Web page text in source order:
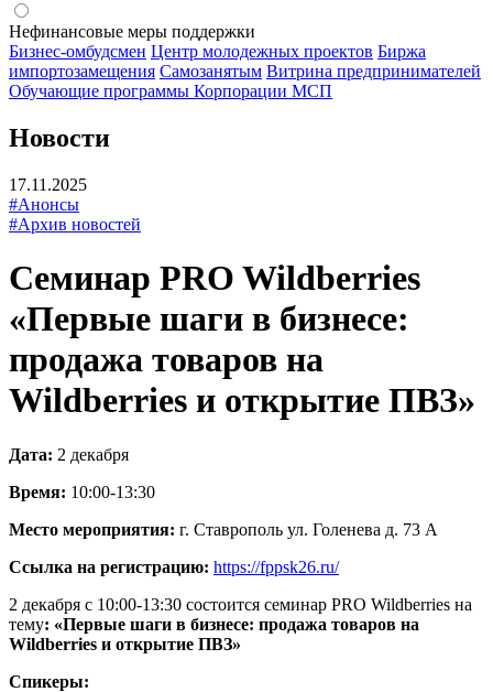
Нефинансовые меры поддержки
Бизнес-омбудсмен Центр молодежных проектов Биржа
импортозамещения Cамозанятым Витрина предпринимателей
Обучающие программы Корпорации МСП
Новости
17.11.2025
#Анонсы
#Архив новостей
Семинар PRO Wildberries
«Первые шаги в бизнесе:
продажа товаров на
Wildberries и открытие ПВЗ»
Дата: 2 декабря
Время: 10:00-13:30
Место мероприятия: г. Ставрополь ул. Голенева д. 73 А
Ссылка на регистрацию: https://fppsk26.ru/
2 декабря с 10:00-13:30 состоится семинар PRO Wildberries на
тему: «Первые шаги в бизнесе: продажа товаров на
Wildberries и открытие ПВЗ»
Спикеры: